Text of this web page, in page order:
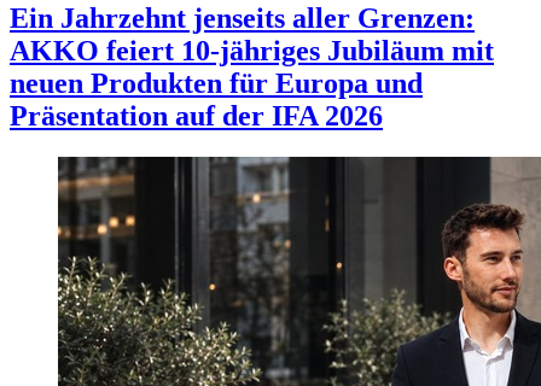
Ein Jahrzehnt jenseits aller Grenzen:
AKKO feiert 10-jähriges Jubiläum mit
neuen Produkten für Europa und
Präsentation auf der IFA 2026